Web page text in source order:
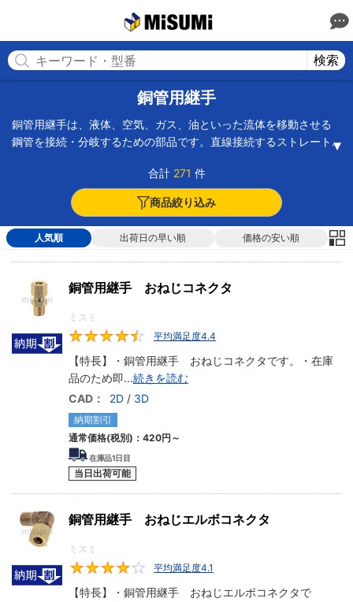
検索
銅管用継手
銅管用継手は、液体、空気、ガス、油といった流体を移動させる
鋼管を接続・分岐するための部品です。直線接続するストレート
ティーといった種類やスリーブ、インサート、リング、キャッ
プ、ナット、プラグ、ガスケット・シール、工具・治具などの関
連部品も多数取り扱っています。
【銅管用継手カテゴリでよく検索されているキーワード】
フレア 継手：フレアナットとフレアユニオンで構成された継手
で、使用する場合、銅管の先端部分をフレア加工する必要があり
ます。
フレア ユニオン：フレア継手の一種で、主に異なる2つのガス・液
体配管を接続する際に使用されます。両端にフレア継手部があ
り、それぞれの配管端部を継手部に密着させた後、リングナット
を締めて固定事が一般的です。
リング ナット：ねじの形状をした金具で、主に配管接続部に使用
されます。フレア継手などと組み合わせる事が一般的で、パイプ
またはチューブの端部を固定し、接続部からの漏れを防ぎます。
銅管 ソケット：銅管を直線で繋げるための継手です。
銅管 キャップ：銅管の終端を塞ぐために使用される配管継手の一
部です。銅管の端部に取り付けることで流体の漏れを防ぎます。
小径配管継手の種類と特長
配管支持金具の種類と特長
フレキ管の特長と使用例
継手・フランジ・パイプのサイズ（呼び径）と寸法
配送管設計（空気圧システムの配送管設計のポイント-その1）
合計 271 件
商品絞り込み
人気順 出荷日の早い順 価格の安い順
銅管用継手 おねじコネクタ
ミスミ
平均満足度4.4
【特長】・銅管用継手 おねじコネクタです。・在庫
品のため即...続きを読む
CAD：
2D / 3D
納期割引
通常価格(税別)： 420円 ～
在庫品1日目
当日出荷可能
銅管用継手 おねじエルボコネクタ
ミスミ
平均満足度4.1
【特長】・銅管用継手 おねじエルボコネクタで